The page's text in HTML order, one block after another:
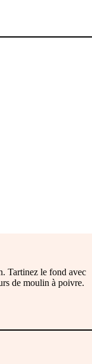
Tartinez le fond avec
de moulin à poivre.